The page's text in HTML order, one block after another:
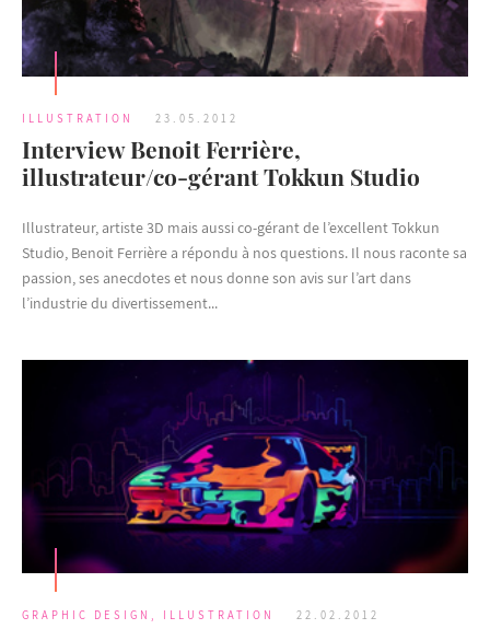
ILLUSTRATION 23.05.2012
Interview Benoit Ferrière,
illustrateur/co-gérant Tokkun Studio
Illustrateur, artiste 3D mais aussi co-gérant de l’excellent Tokkun
Studio, Benoit Ferrière a répondu à nos questions. Il nous raconte sa
passion, ses anecdotes et nous donne son avis sur l’art dans
l’industrie du divertissement...
GRAPHIC DESIGN , ILLUSTRATION 22.02.2012